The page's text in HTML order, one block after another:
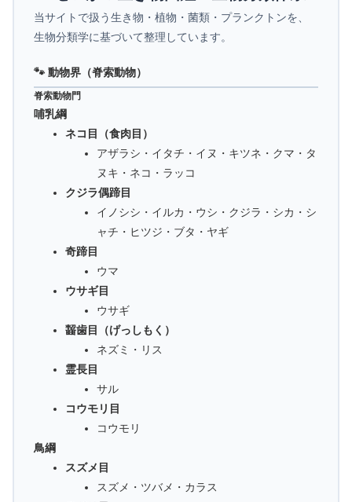
当サイトで扱う生き物・植物・菌類・プランクトンを、
生物分類学に基づいて整理しています。
🐾 動物界（脊索動物）
脊索動物門
哺乳綱
ネコ目（食肉目）
アザラシ・イタチ・イヌ・キツネ・クマ・タ
ヌキ・ネコ・ラッコ
クジラ偶蹄目
イノシシ・イルカ・ウシ・クジラ・シカ・シ
ャチ・ヒツジ・ブタ・ヤギ
奇蹄目
ウマ
ウサギ目
ウサギ
齧歯目（げっしもく）
ネズミ・リス
霊長目
サル
コウモリ目
コウモリ
鳥綱
スズメ目
スズメ・ツバメ・カラス